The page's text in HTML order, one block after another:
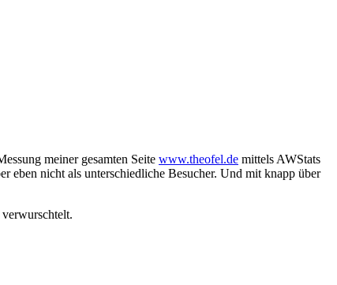
meiner gesamten Seite www.theofel.de mittels AWStats
eben nicht als unterschiedliche Besucher. Und mit knapp über